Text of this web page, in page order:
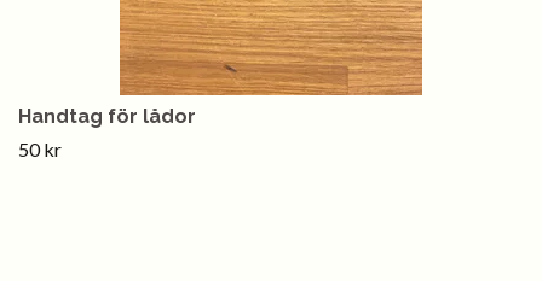
Handtag för lådor
50 kr